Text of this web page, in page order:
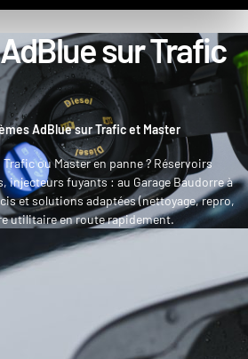
sur Trafic
AdBlue sur Trafic et Master
ou Master en panne ? Réservoirs
injecteurs fuyants : au Garage Baudorre à
et solutions adaptées (nettoyage, repro,
utilitaire en route rapidement.